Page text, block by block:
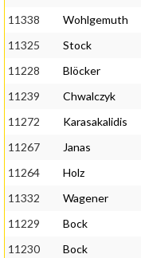
11338
Wohlgemuth
11325
Stock
11228
Blöcker
11239
Chwalczyk
11272
Karasakalidis
11267
Janas
11264
Holz
11332
Wagener
11229
Bock
11230
Bock